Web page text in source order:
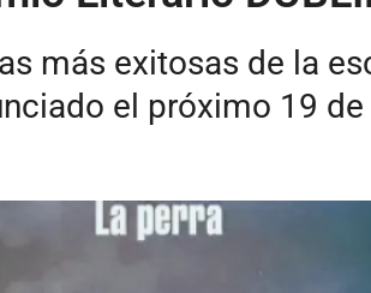
más exitosas de la
el próximo 19 de